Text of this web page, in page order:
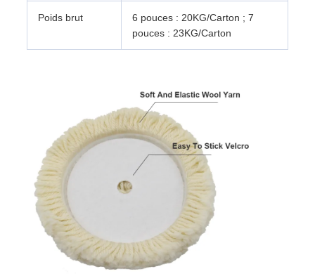
Poids brut
6 pouces : 20KG/Carton ; 7
pouces : 23KG/Carton